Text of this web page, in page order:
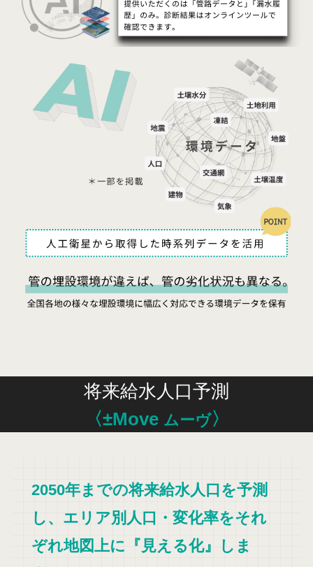
将来給水人口予測
〈±Move ムーヴ〉
2050年までの将来給水人口を予測
し、エリア別人口・変化率をそれ
ぞれ地図上に『見える化』しま